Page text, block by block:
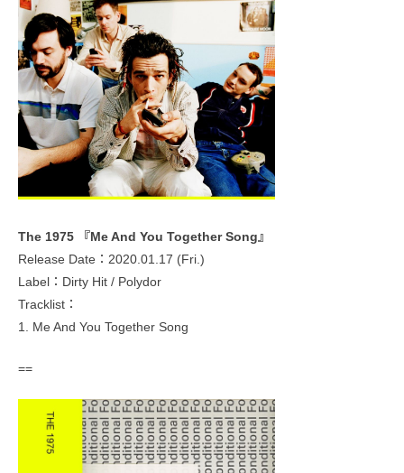
The 1975 『Me And You Together Song』
Release Date：2020.01.17 (Fri.)
Label：Dirty Hit / Polydor
Tracklist：
1. Me And You Together Song
==